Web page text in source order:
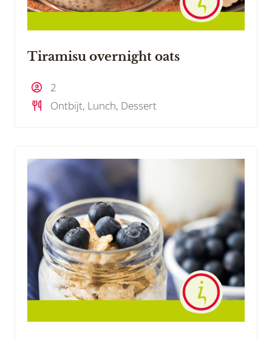
Tiramisu overnight oats
2
Ontbijt, Lunch, Dessert